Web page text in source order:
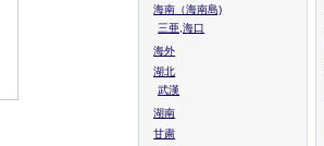
海南（海南島)
三亜,海口
海外
湖北
武漢
湖南
甘粛